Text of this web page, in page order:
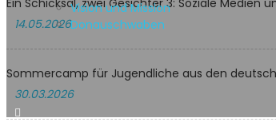
Vision und Mission
Donauschwaben
14.05.2026
Sommercamp für Jugendliche aus den
30.03.2026